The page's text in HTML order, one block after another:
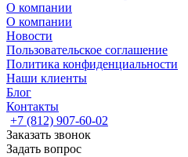
О компании
О компании
Новости
Пользовательское соглашение
Политика конфиденциальности
Наши клиенты
Блог
Контакты
+7 (812) 907-60-02
Заказать звонок
Задать вопрос